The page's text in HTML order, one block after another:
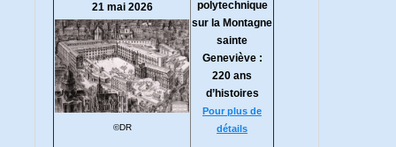
21 mai 2026
©DR
polytechnique
sur la Montagne
sainte
Geneviève :
220 ans
d’histoires
Pour plus de
détails